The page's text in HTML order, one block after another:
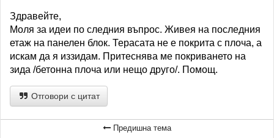
Здравейте,
Моля за идеи по следния въпрос. Живея на последния
етаж на панелен блок. Терасата не е покрита с плоча, а
искам да я иззидам. Притеснява ме покриването на
зида /бетонна плоча или нещо друго/. Помощ.
Отговори с цитат
Предишна тема